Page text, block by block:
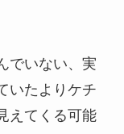
でいない、実
いたよりケチ
えてくる可能